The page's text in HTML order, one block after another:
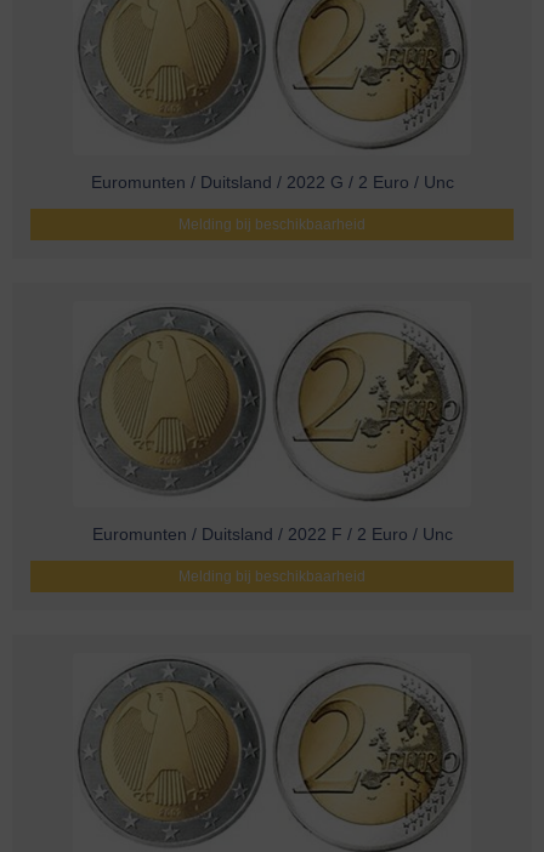
Euromunten / Duitsland / 2022 G / 2 Euro / Unc
Melding bij beschikbaarheid
Euromunten / Duitsland / 2022 F / 2 Euro / Unc
Melding bij beschikbaarheid